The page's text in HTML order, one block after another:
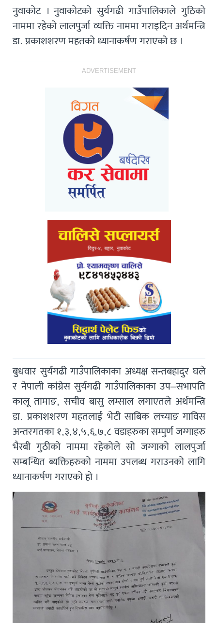
नुवाकोट । नुवाकोटको सुर्यगढी गाउँपालिकाले गुठिको
नाममा रहेको लालपुर्जा व्यक्ति नाममा गराइदिन अर्थमन्त्रि
डा. प्रकाशशरण महतको ध्यानाकर्षण गराएको छ ।
ADVERTISEMENT
बुधवार सुर्यगढी गाउँपालिकाका अध्यक्ष सन्तबहादुर घले
र नेपाली कांग्रेस सुर्यगढी गाउँपालिकाका उप–सभापति
कालू तामाङ, सचीव बासु लम्साल लगाएतले अर्थमन्त्रि
डा. प्रकाशशरण महतलाई भेटी साबिक लच्याङ गाविस
अन्तरगतका १,३,४,५,६,७,८ वडाहरुका सम्पुर्ण जग्गाहरु
भैरबी गुठीको नाममा रहेकोले सो जग्गाको लालपुर्जा
सम्बन्धित ब्यक्तिहरुको नाममा उपलब्ध गराउनको लागि
ध्यानाकर्षण गराएको हो ।